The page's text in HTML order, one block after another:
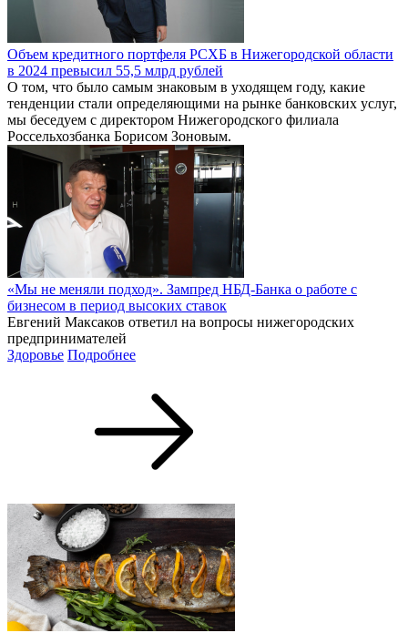
Объем кредитного портфеля РСХБ в Нижегородской области
в 2024 превысил 55,5 млрд рублей
О том, что было самым знаковым в уходящем году, какие
тенденции стали определяющими на рынке банковских услуг,
мы беседуем с директором Нижегородского филиала
Россельхозбанка Борисом Зоновым.
«Мы не меняли подход». Зампред НБД-Банка о работе с
бизнесом в период высоких ставок
Евгений Максаков ответил на вопросы нижегородских
предпринимателей
Здоровье Подробнее